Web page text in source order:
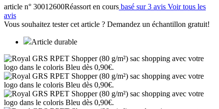
article n° 30012600Réassort en cours basé sur 3 avis Voir tous les
avis
Vous souhaitez tester cet article ? Demandez un échantillon gratuit!
Article durable